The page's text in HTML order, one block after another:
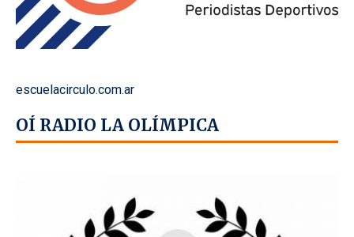
escuelacirculo.com.ar
OÍ RADIO LA OLÍMPICA